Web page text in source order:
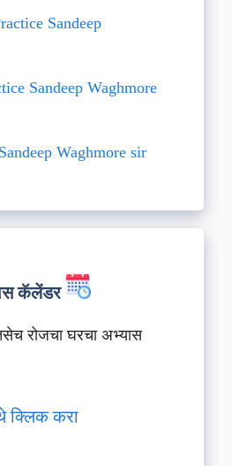
Sandeep
Sandeep Waghmore
Waghmore sir
कॅलेंडर
रोजचा घरचा अभ्यास
क्लिक करा